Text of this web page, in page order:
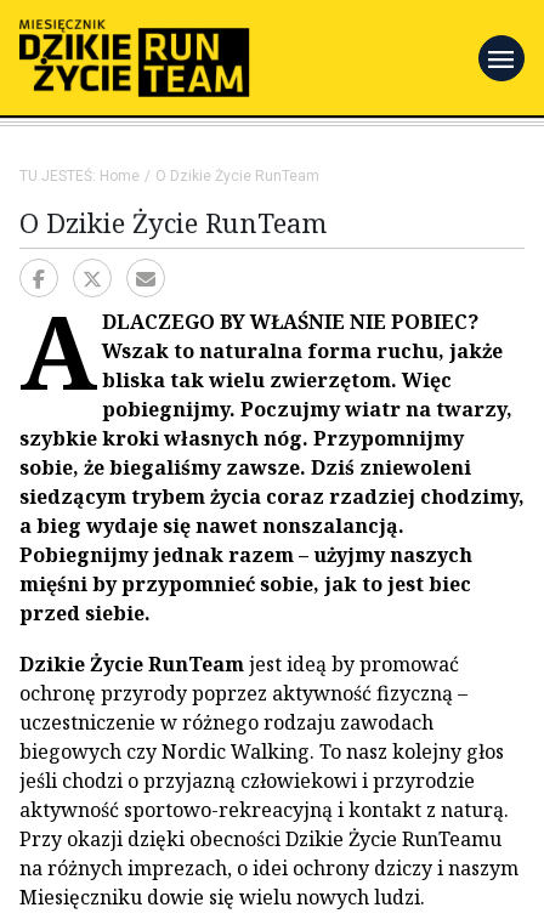
menu
TU JESTEŚ: Home O Dzikie Życie RunTeam
O Dzikie Życie RunTeam
ADLACZEGO BY WŁAŚNIE NIE POBIEC?
Wszak to naturalna forma ruchu, jakże
bliska tak wielu zwierzętom. Więc
pobiegnijmy. Poczujmy wiatr na twarzy,
szybkie kroki własnych nóg. Przypomnijmy
sobie, że biegaliśmy zawsze. Dziś zniewoleni
siedzącym trybem życia coraz rzadziej chodzimy,
a bieg wydaje się nawet nonszalancją.
Pobiegnijmy jednak razem – użyjmy naszych
mięśni by przypomnieć sobie, jak to jest biec
przed siebie.
Dzikie Życie RunTeamjest ideą by promować
ochronę przyrody poprzez aktywność fizyczną –
uczestniczenie w różnego rodzaju zawodach
biegowych czy Nordic Walking. To nasz kolejny głos
jeśli chodzi o przyjazną człowiekowi i przyrodzie
aktywność sportowo-rekreacyjną i kontakt z naturą.
Przy okazji dzięki obecności Dzikie Życie RunTeamu
na różnych imprezach, o idei ochrony dziczy i naszym
Miesięczniku dowie się wielu nowych ludzi.